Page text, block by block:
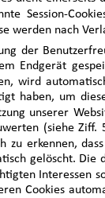
Session-
werden nach
der
Endgerät
wird
haben, um
unserer
(siehe Ziff.
erkennen,
gelöscht. Die
Interessen
Cookies